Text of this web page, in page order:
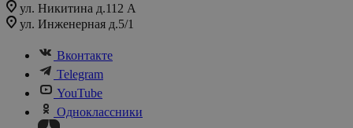
ул. Никитина д.112 А
ул. Инженерная д.5/1
Вконтакте
Telegram
YouTube
Одноклассники